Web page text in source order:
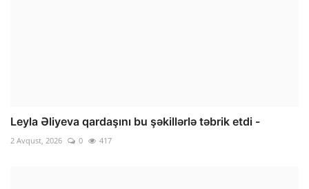
Leyla Əliyeva qardaşını bu şəkillərlə təbrik etdi -
2 Avqust, 2026 0 417